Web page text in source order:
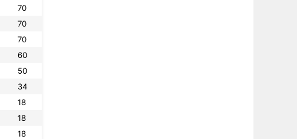
70
70
70
60
50
34
18
18
18